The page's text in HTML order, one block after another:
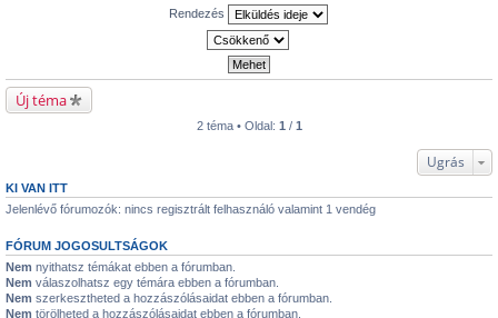
Rendezés
Új téma
2 téma • Oldal: 1 / 1
Ugrás
KI VAN ITT
Jelenlévő fórumozók: nincs regisztrált felhasználó valamint 1 vendég
FÓRUM JOGOSULTSÁGOK
Nem nyithatsz témákat ebben a fórumban.
Nem válaszolhatsz egy témára ebben a fórumban.
Nem szerkesztheted a hozzászólásaidat ebben a fórumban.
Nem törölheted a hozzászólásaidat ebben a fórumban.